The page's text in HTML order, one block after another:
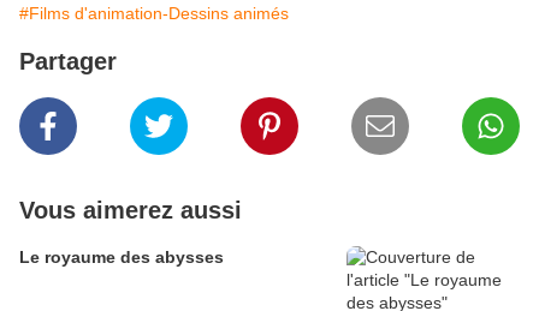
#Films d'animation-Dessins animés
Partager
Vous aimerez aussi
Le royaume des abysses